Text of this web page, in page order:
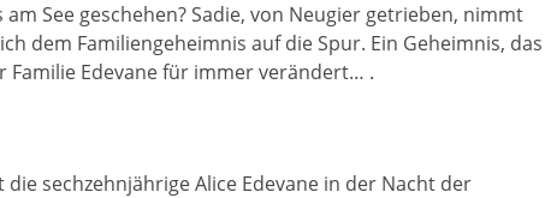
See geschehen? Sadie, von Neugier getrieben, nimmt
dem Familiengeheimnis auf die Spur. Ein Geheimnis, das
Edevane für immer verändert… .
sechzehnjährige Alice Edevane in der Nacht der